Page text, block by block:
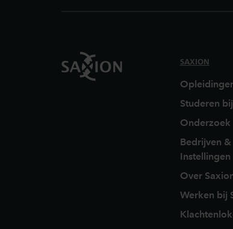
SAXION
Studeren bij
Onderzoek
Bedrijven &
Instellingen
Over
Werken bij